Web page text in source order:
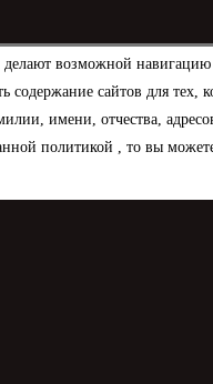
возможной навигацию
сайтов для тех,
имени, отчества,
политикой , то вы